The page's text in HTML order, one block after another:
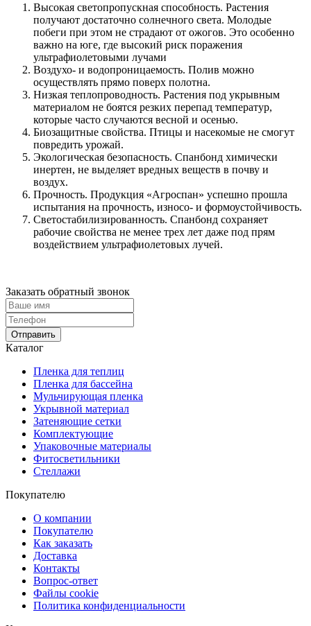
Высокая светопропускная способность. Растения
получают достаточно солнечного света. Молодые
побеги при этом не страдают от ожогов. Это особенно
важно на юге, где высокий риск поражения
ультрафиолетовыми лучами
Воздухо- и водопроницаемость. Полив можно
осуществлять прямо поверх полотна.
Низкая теплопроводность. Растения под укрывным
материалом не боятся резких перепад температур,
которые часто случаются весной и осенью.
Биозащитные свойства. Птицы и насекомые не смогут
повредить урожай.
Экологическая безопасность. Спанбонд химически
инертен, не выделяет вредных веществ в почву и
воздух.
Прочность. Продукция «Агроспан» успешно прошла
испытания на прочность, износо- и формоустойчивость.
Светостабилизированность. Спанбонд сохраняет
рабочие свойства не менее трех лет даже под прям
воздействием ультрафиолетовых лучей.
Заказать обратный звонок
Отправить
Каталог
Пленка для теплиц
Пленка для бассейна
Мульчирующая пленка
Укрывной материал
Затеняющие сетки
Комплектующие
Упаковочные материалы
Фитосветильники
Стеллажи
Покупателю
О компании
Покупателю
Как заказать
Доставка
Контакты
Вопрос-ответ
Файлы cookie
Политика конфиденциальности